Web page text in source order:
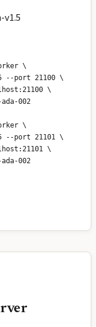
v1.5
\
--port 21100 \
\
002
\
--port 21101 \
\